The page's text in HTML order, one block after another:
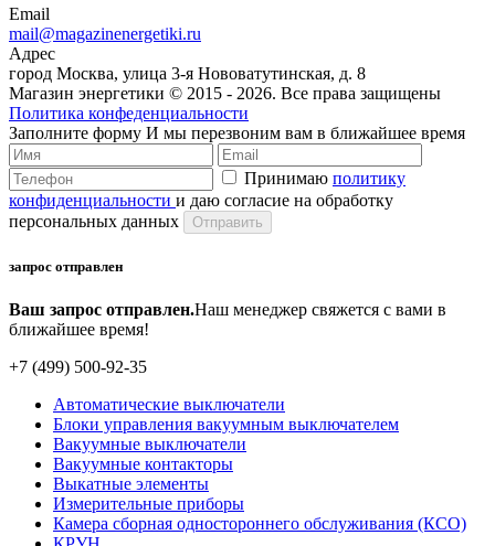
Email
mail@magazinenergetiki.ru
Адрес
город Москва, улица 3-я Нововатутинская, д. 8
Магазин энергетики © 2015 - 2026. Все права защищены
Политика конфеденциальности
Заполните форму И мы перезвоним вам в ближайшее время
Принимаю политику
конфиденциальности и даю согласие на обработку
персональных данных
запрос отправлен
Ваш запрос отправлен.Наш менеджер свяжется с вами в
ближайшее время!
+7 (499) 500-92-35
Автоматические выключатели
Блоки управления вакуумным выключателем
Вакуумные выключатели
Вакуумные контакторы
Выкатные элементы
Измерительные приборы
Камера сборная одностороннего обслуживания (КСО)